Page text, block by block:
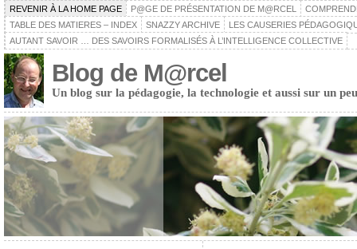
REVENIR À LA HOME PAGE P@GE DE PRÉSENTATION DE M@RCEL
TABLE DES MATIERES – INDEX
SNAZZY ARCHIVE
LES CAUSERIES
AUTANT SAVOIR … DES SAVOIRS FORMALISÉS À L’INTELLIGENCE COLLECTIVE
Blog de M@rcel
Un blog sur la pédagogie, la technologie et aussi sur un